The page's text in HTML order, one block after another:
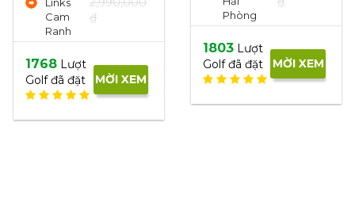
1326
Golf đã đặt
MỜI XEM
Lượt
Golf đã đặt
MỜI